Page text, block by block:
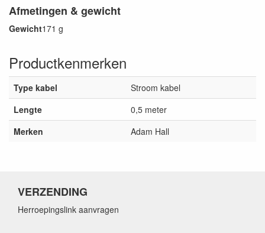
Afmetingen & gewicht
Gewicht171 g
Productkenmerken
Type kabel
Stroom kabel
Lengte
0,5 meter
Merken
Adam Hall
VERZENDING
Herroepingslink aanvragen